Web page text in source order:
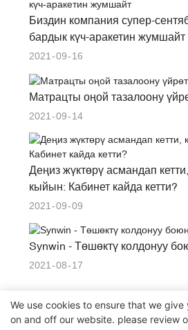
Биздин компания супер-
бардык күч-аракетин жумшайт
2021 09 16
Матрацты оңой тазалоону
2021 09 14
Деңиз жүктөрү асмандап кетти,
кыйын: Кабинет кайда кетти?
2021 09 09
Synwin - Төшөктү колдонуу
2021 08 17
1 2
We use cookies to ensure that we
on and off our website. please review